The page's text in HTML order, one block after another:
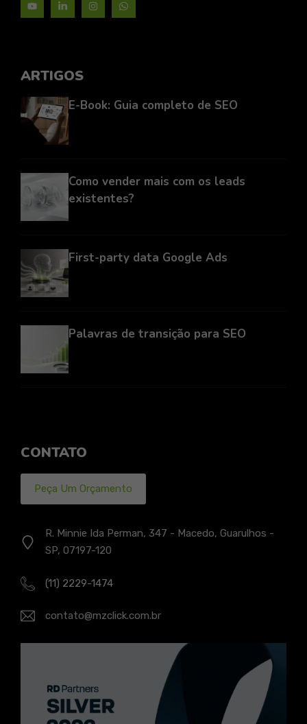
ARTIGOS
E-Book: Guia completo de SEO
Como vender mais com os leads
existentes?
First-party data Google Ads
Palavras de transição para SEO
CONTATO
Peça Um Orçamento
R. Minnie Ida Perman, 347 - Macedo, Guarulhos -
SP, 07197-120
(11) 2229-1474
contato@mzclick.com.br